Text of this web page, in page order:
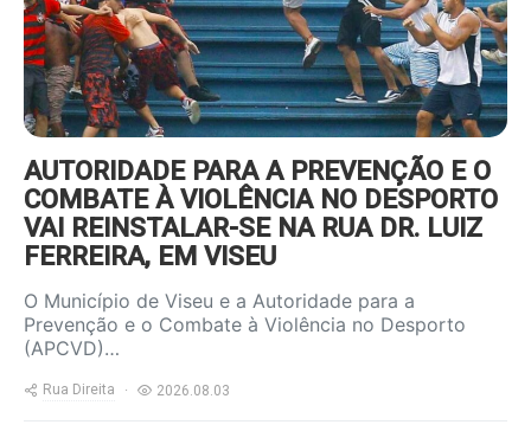
AUTORIDADE PARA A PREVENÇÃO E O
COMBATE À VIOLÊNCIA NO DESPORTO
VAI REINSTALAR-SE NA RUA DR. LUIZ
FERREIRA, EM VISEU
O Município de Viseu e a Autoridade para a
Prevenção e o Combate à Violência no Desporto
(APCVD)…
Rua Direita 2026.08.03